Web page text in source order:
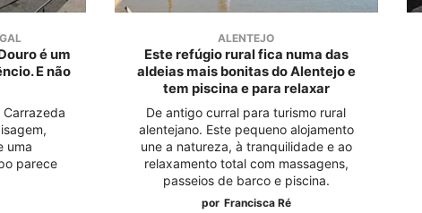
é um
E não
Carrazeda
uma
parece
ALENTEJO
Este refúgio rural fica numa das
aldeias mais bonitas do Alentejo e
tem piscina e para relaxar
De antigo curral para turismo rural
alentejano. Este pequeno alojamento
une a natureza, à tranquilidade e ao
relaxamento total com massagens,
passeios de barco e piscina.
por Francisca Ré